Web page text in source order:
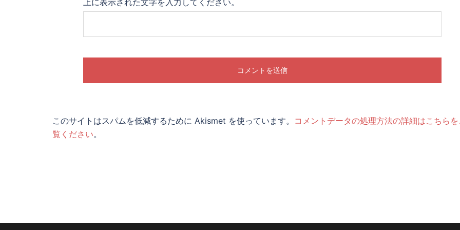
このサイトはスパムを低減するために Akismet を使っています。 コメントデータの処理方法の詳細はこちら
覧ください。